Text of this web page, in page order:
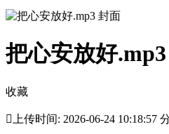
把心安放好.mp3
收藏
 上传时间: 2026-06-24 10:18:57